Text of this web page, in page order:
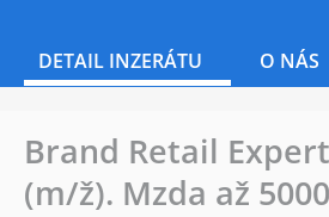
DETAIL INZERÁTU O NÁS
Brand Retail
(m/ž). Mzda až